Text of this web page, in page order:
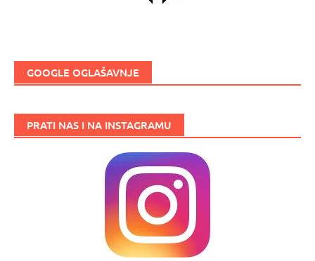
GOOGLE OGLAŠAVNJE
PRATI NAS I NA INSTAGRAMU